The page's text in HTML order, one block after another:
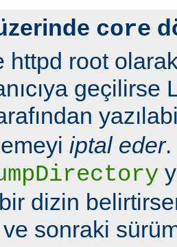
core
httpd root
geçilirse
iptal eder.
dizin
sonraki